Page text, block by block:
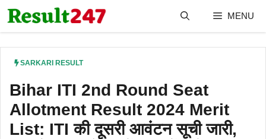
Skip
to
MENU
SARKARI RESULT
Bihar ITI 2nd Round Seat
Allotment Result 2024 Merit
List: ITI की दूसरी आवंटन सूची जारी,